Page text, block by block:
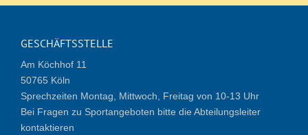
GESCHÄFTSSTELLE
Am Köchhof 11
50765 Köln
Sprechzeiten Montag, Mittwoch, Freitag von 10-13 Uhr
Bei Fragen zu Sportangeboten bitte die Abteilungsleiter
kontaktieren